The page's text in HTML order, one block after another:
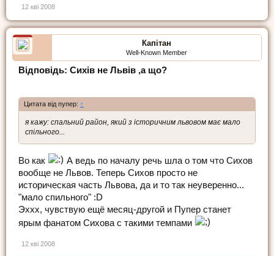
12 кві 2008
Капітан
Well-Known Member
Відповідь: Сихів не Львів ,а що?
Цитата від пупер: ↑
я кажу: спальний район, який з історичним львовом має мало
спільного...
Во как
А ведь по началу речь шла о том что Сихов
вообще не Львов. Теперь Сихов просто не
историческая часть Львова, да и то так неуверенно...
"мало спильного" :D
Эххх, чувствую ещё месяц-другой и Пупер станет
ярым фанатом Сихова с такими темпами
12 кві 2008